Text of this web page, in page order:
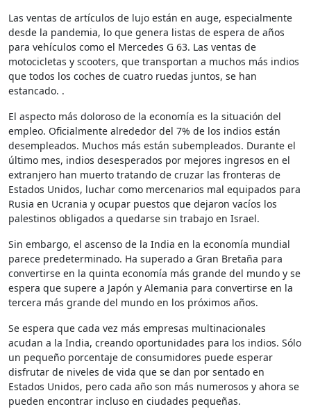
Las ventas de artículos de lujo están en auge, especialmente
desde la pandemia, lo que genera listas de espera de años
para vehículos como el Mercedes G 63. Las ventas de
motocicletas y scooters, que transportan a muchos más indios
que todos los coches de cuatro ruedas juntos, se han
estancado. .
El aspecto más doloroso de la economía es la situación del
empleo. Oficialmente alrededor del 7% de los indios están
desempleados. Muchos más están subempleados. Durante el
último mes, indios desesperados por mejores ingresos en el
extranjero han muerto tratando de cruzar las fronteras de
Estados Unidos, luchar como mercenarios mal equipados para
Rusia en Ucrania y ocupar puestos que dejaron vacíos los
palestinos obligados a quedarse sin trabajo en Israel.
Sin embargo, el ascenso de la India en la economía mundial
parece predeterminado. Ha superado a Gran Bretaña para
convertirse en la quinta economía más grande del mundo y se
espera que supere a Japón y Alemania para convertirse en la
tercera más grande del mundo en los próximos años.
Se espera que cada vez más empresas multinacionales
acudan a la India, creando oportunidades para los indios. Sólo
un pequeño porcentaje de consumidores puede esperar
disfrutar de niveles de vida que se dan por sentado en
Estados Unidos, pero cada año son más numerosos y ahora se
pueden encontrar incluso en ciudades pequeñas.